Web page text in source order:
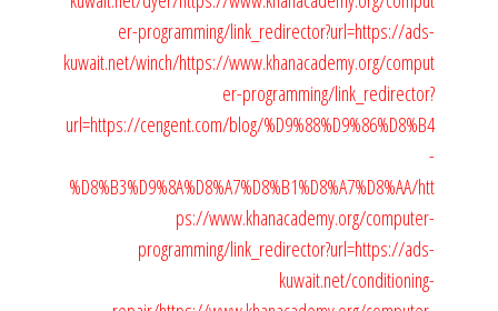
er-programming/link_redirector?url=https://ads-
kuwait.net/winch/https://www.khanacademy.org/comput
er-programming/link_redirector?
url=https://cengent.com/blog/%D9%88%D9%86%D8%B4
-
%D8%B3%D9%8A%D8%A7%D8%B1%D8%A7%D8%AA/htt
ps://www.khanacademy.org/computer-
programming/link_redirector?url=https://ads-
kuwait.net/conditioning-